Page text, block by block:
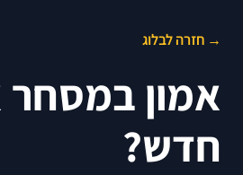
→ חזרה לבלוג
אמון במסחר
חדש?